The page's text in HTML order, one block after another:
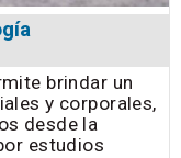
brindar un
y corporales,
desde la
estudios